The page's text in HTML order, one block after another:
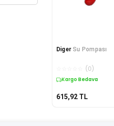
Diger Su Pompası
(0)
Kargo Bedava
615,92 TL